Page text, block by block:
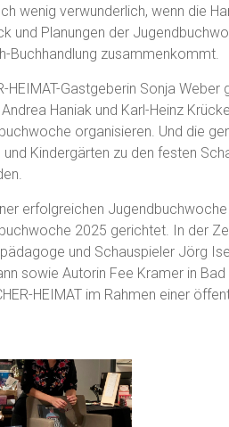
wenig verwunderlich, wenn die
und Planungen der
Buchhandlung zusammenkommt.
HEIMAT-Gastgeberin Sonja
Andrea Haniak und Karl-Heinz
organisieren. Und die
und Kindergärten zu den festen
erfolgreichen
2025 gerichtet. In der
und Schauspieler Jörg
sowie Autorin Fee Kramer in
HEIMAT im Rahmen einer